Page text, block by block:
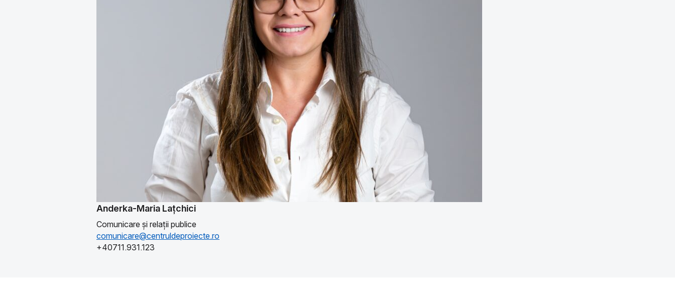
Anderka-Maria Lațchici
Comunicare și relații publice
comunicare@centruldeproiecte.ro
+40711.931.123